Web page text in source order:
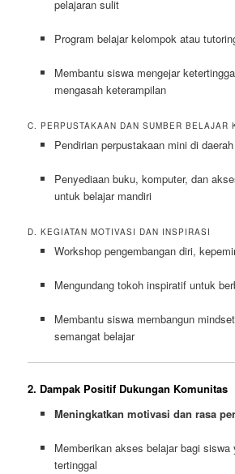
pelajaran sulit
Program belajar kelompok atau
Membantu siswa mengejar
mengasah keterampilan
C. PERPUSTAKAAN DAN SUMBER BELAJAR
Pendirian perpustakaan mini di
Penyediaan buku, komputer, dan
untuk belajar mandiri
D. KEGIATAN MOTIVASI DAN INSPIRASI
Workshop pengembangan diri,
Mengundang tokoh inspiratif untuk
Membantu siswa membangun
semangat belajar
2. Dampak Positif Dukungan Komunitas
Meningkatkan motivasi dan rasa
Memberikan akses belajar bagi siswa
tertinggal